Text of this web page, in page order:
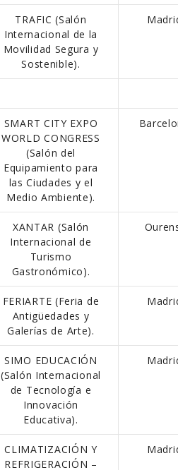
TRAFIC (Salón
Internacional de la
Movilidad Segura y
Sostenible).
SMART CITY EXPO
WORLD CONGRESS
(Salón del
Equipamiento para
las Ciudades y el
Medio Ambiente).
XANTAR (Salón
Internacional de
Turismo
Gastronómico).
FERIARTE (Feria de
Antigüedades y
Galerías de Arte).
SIMO EDUCACIÓN
(Salón Internacional
de Tecnología e
Innovación
Educativa).
CLIMATIZACIÓN Y
REFRIGERACIÓN –